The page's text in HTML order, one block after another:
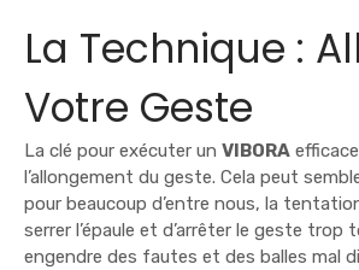
La Technique :
Votre Geste
La clé pour exécuter un VIBORA
l’allongement du geste. Cela peut
pour beaucoup d’entre nous, la
serrer l’épaule et d’arrêter le geste trop
engendre des fautes et des balles mal